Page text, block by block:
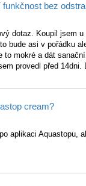
funkčnost bez
dotaz. Koupil jsem
bude asi v pořádku
to mokré a dát
provedl před 14dni.
cream?
aplikaci Aquastopu,